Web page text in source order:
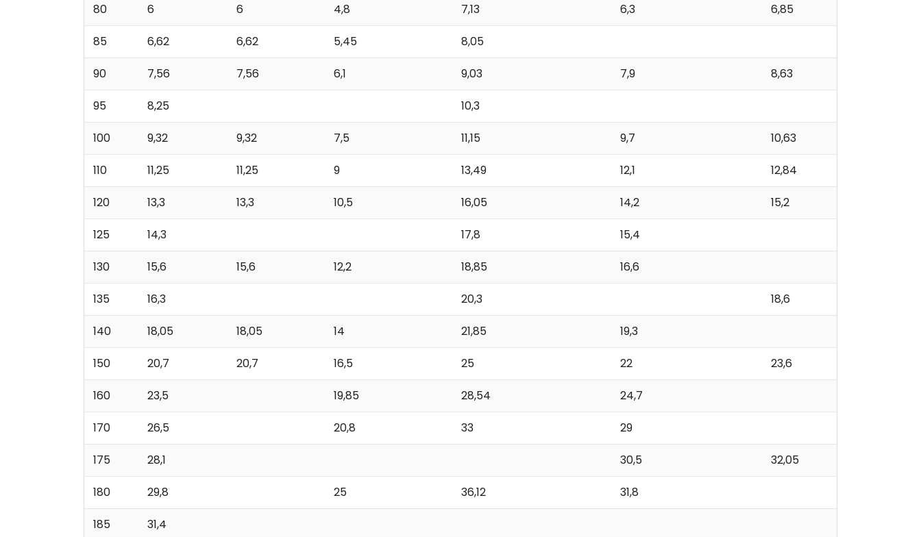
80 6 6 4,8 7,13 6,3 6,85
85 6,62 6,62 5,45 8,05
90 7,56 7,56 6,1 9,03 7,9 8,63
95 8,25 10,3
100 9,32 9,32 7,5 11,15 9,7 10,63
110 11,25 11,25 9 13,49 12,1 12,84
120 13,3 13,3 10,5 16,05 14,2 15,2
125 14,3 17,8 15,4
130 15,6 15,6 12,2 18,85 16,6
135 16,3 20,3 18,6
140 18,05 18,05 14 21,85 19,3
150 20,7 20,7 16,5 25 22 23,6
160 23,5 19,85 28,54 24,7
170 26,5 20,8 33 29
175 28,1 30,5 32,05
180 29,8 25 36,12 31,8
185 31,4